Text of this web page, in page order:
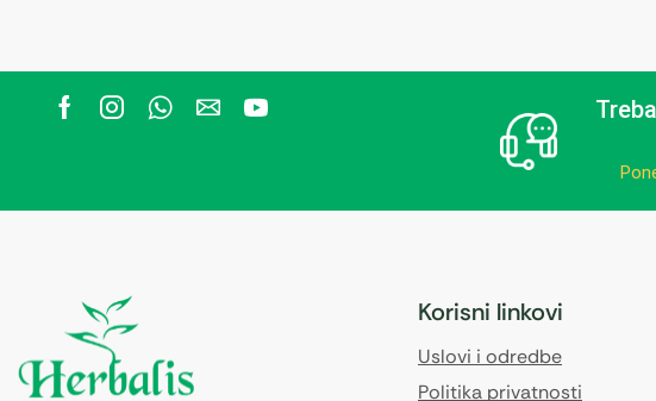
Korisni linkovi
Uslovi i odredbe
Politika privatnosti